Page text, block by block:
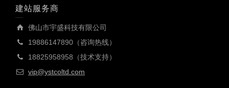
建站服务商
佛山市宇盛科技有限公司
19886147890（咨询热线）
18825958958（技术支持）
vip@ystcoltd.com